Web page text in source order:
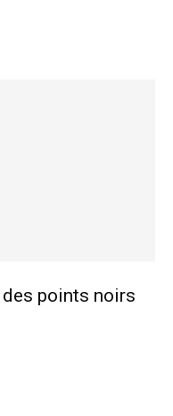
points noirs